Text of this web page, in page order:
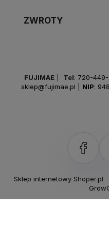
ZWROTY
FUJIMAE Tel: 720-
sklep@fujimae.pl
NIP:
Sklep internetowy Shoper.pl